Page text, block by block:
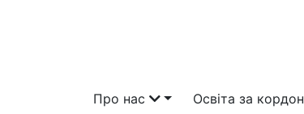
Про нас Освіта за